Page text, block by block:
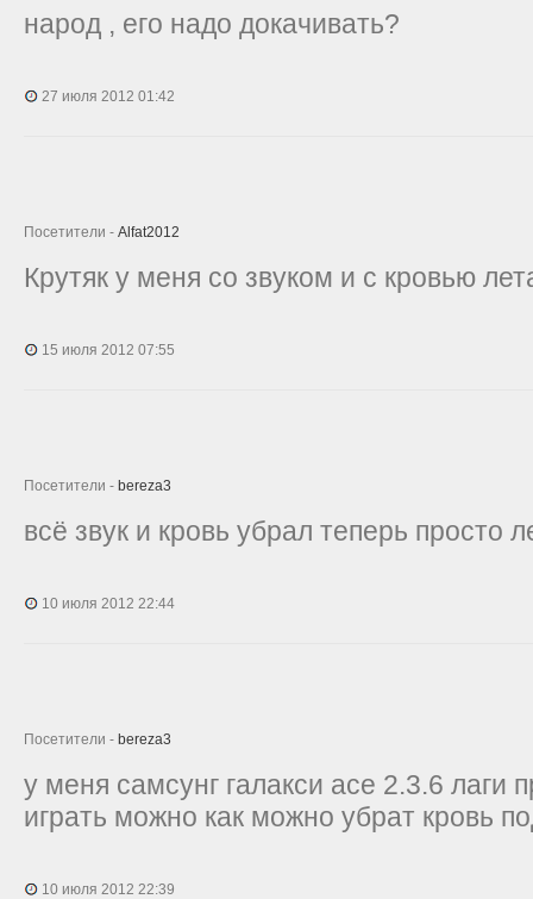
народ , его надо докачивать?
27 июля 2012 01:42
Посетители - Alfat2012
Крутяк у меня со звуком и с кровью
15 июля 2012 07:55
Посетители - bereza3
всё звук и кровь убрал теперь просто
10 июля 2012 22:44
Посетители - bereza3
у меня самсунг галакси асе 2.3.6 лаги
играть можно как можно убрат кровь
10 июля 2012 22:39